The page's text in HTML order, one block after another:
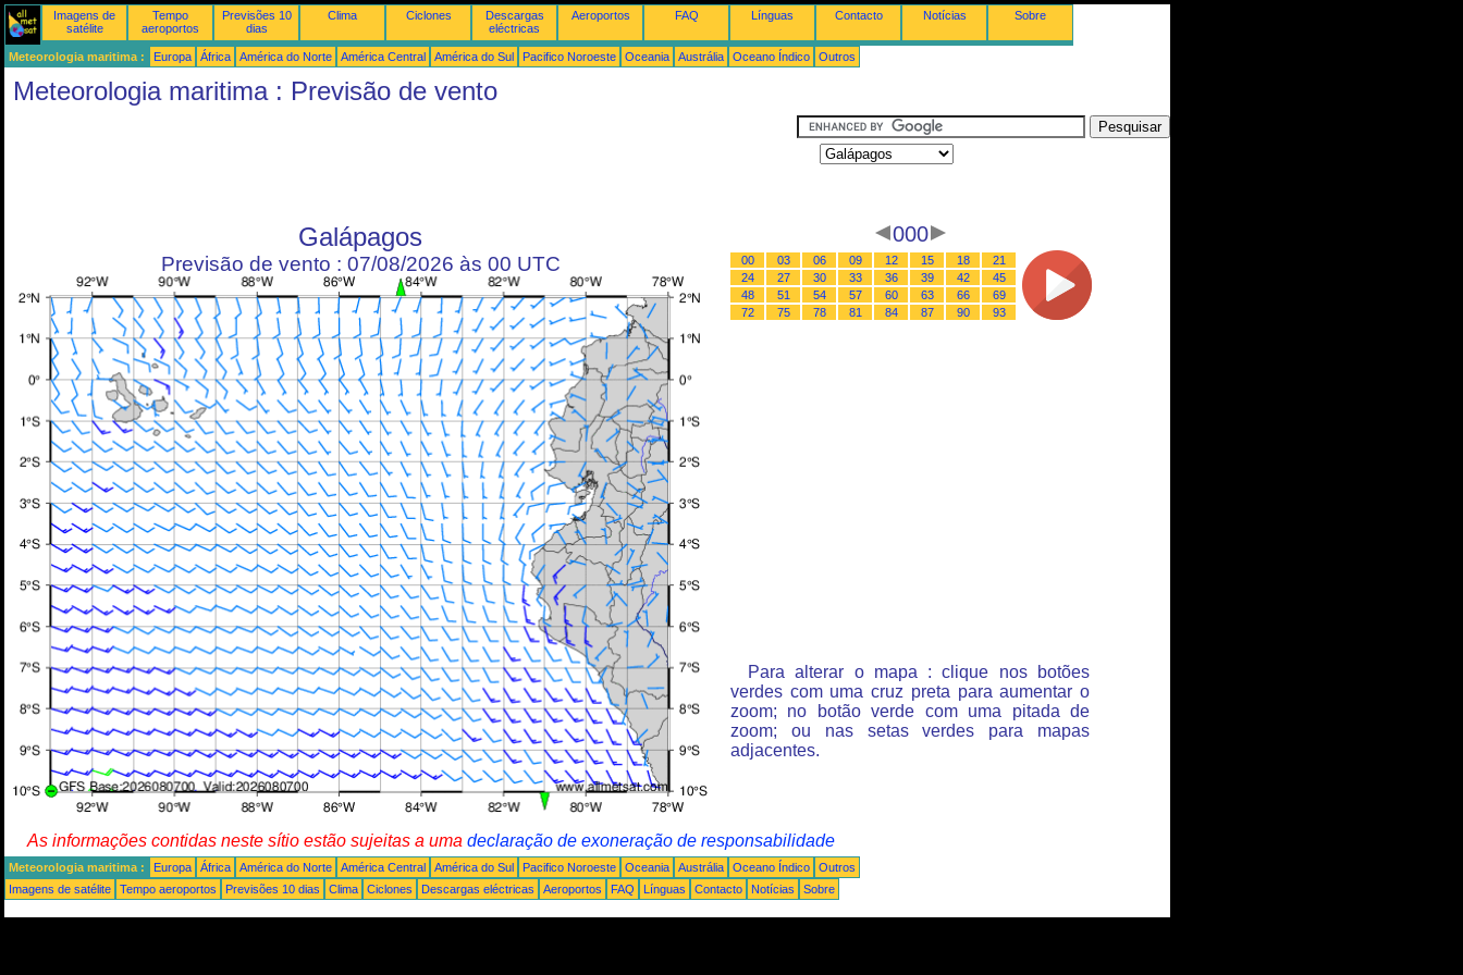
Imagens de
satélite
Tempo
aeroportos
Previsões 10
dias
Clima Ciclones
Descargas
eléctricas
Aeroportos FAQ Línguas Contacto Notícias Sobre
Meteorologia maritima : Europa África América do Norte América Central América do Sul Pacifico Noroeste Oceania Austrália Oceano Índico Outros
Meteorologia maritima : Previsão de vento
Galápagos
Previsão de vento : 07/08/2026 às 00 UTC
000
00 03 06 09 12 15 18
21
24
27 30 33 36 39 42
45
48
51 54 57 60 63 66
69
72
75 78 81 84 87 90 93
Para alterar o mapa : clique nos botões
verdes com uma cruz preta para aumentar o
zoom; no botão verde com uma pitada de
zoom; ou nas setas verdes para mapas
adjacentes.
As informações contidas neste sítio estão sujeitas a uma declaração de exoneração de responsabilidade
Meteorologia maritima : Europa África América do Norte América Central América do Sul Pacifico Noroeste Oceania Austrália Oceano Índico
Outros
Imagens de satélite
Tempo aeroportos Previsões 10 dias Clima Ciclones Descargas eléctricas Aeroportos FAQ Línguas Contacto Notícias Sobre